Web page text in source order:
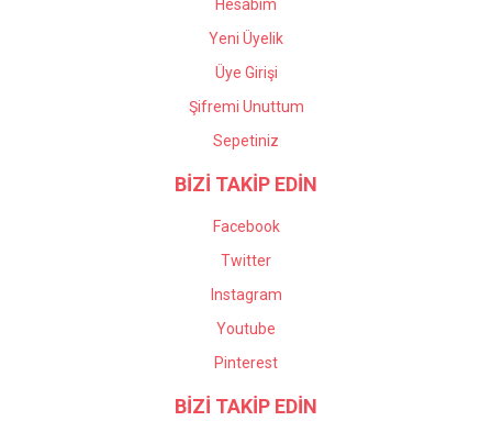
Hesabım
Yeni Üyelik
Üye Girişi
Şifremi Unuttum
Sepetiniz
BİZİ TAKİP EDİN
Facebook
Twitter
Instagram
Youtube
Pinterest
BİZİ TAKİP EDİN